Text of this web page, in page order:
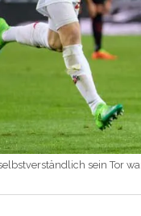
sein Tor